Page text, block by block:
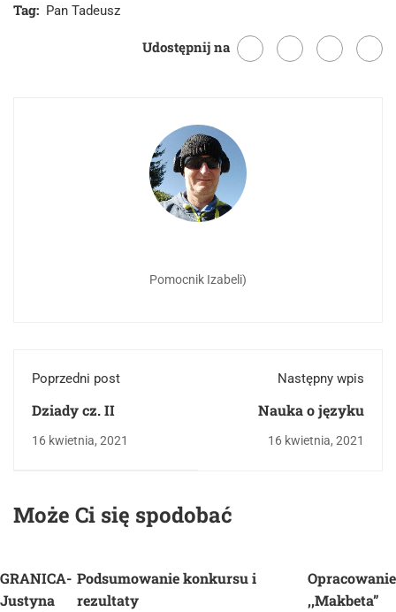
Tag: Pan Tadeusz
Udostępnij na
Pomocnik Izabeli)
Poprzedni post
Dziady cz. II
16 kwietnia, 2021
Następny wpis
Nauka o języku
16 kwietnia, 2021
Może Ci się spodobać
GRANICA-
Justyna
Podsumowanie konkursu i
rezultaty
Opracowanie
,,Makbeta”